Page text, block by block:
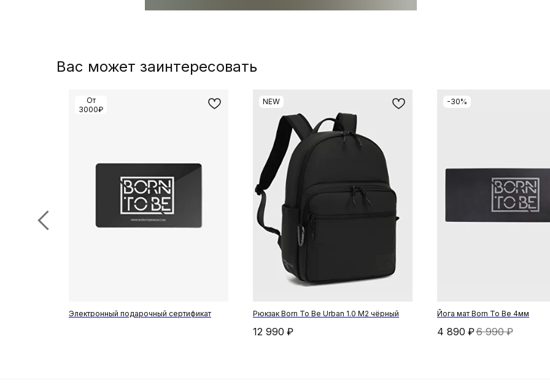
Вас может заинтересовать
От
3000₽
Электронный подарочный сертификат
NEW
Рюкзак Born To Be Urban 1.0 М2 чёрный
12 990 ₽
-30%
Йога мат Born To Be 4мм
4 890 ₽6 990 ₽